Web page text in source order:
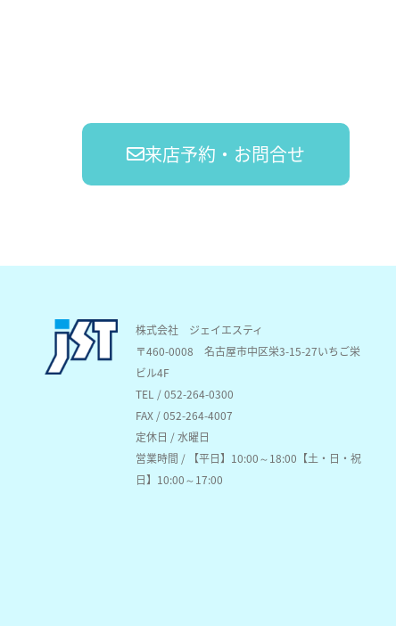
来店予約・お問合せ
株式会社 ジェイエスティ
〒460-0008名古屋市中区栄3-15-27いちご栄
ビル4F
TEL / 052-264-0300
FAX / 052-264-4007
定休日 / 水曜日
営業時間 / 【平日】10:00～18:00【土・日・祝
日】10:00～17:00